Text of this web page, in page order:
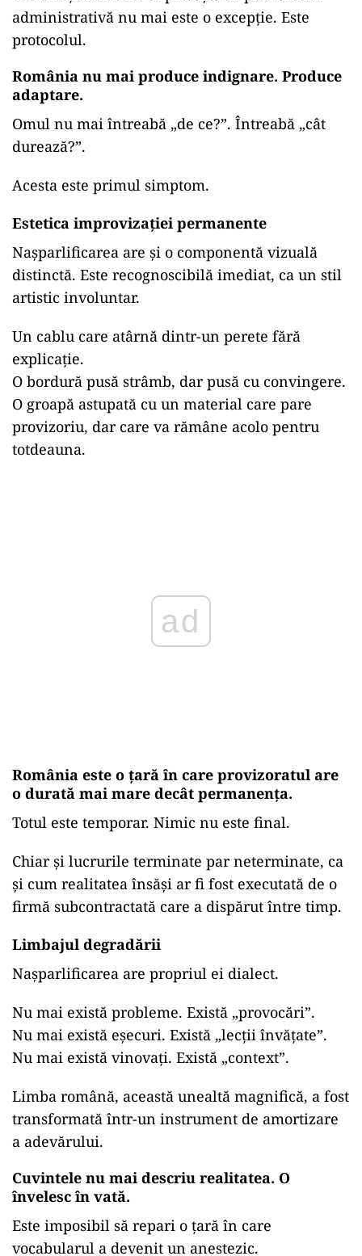
administrativă nu mai este o excepție. Este
protocolul.
România nu mai produce indignare. Produce
adaptare.
Omul nu mai întreabă „de ce?”. Întreabă „cât
durează?”.
Acesta este primul simptom.
Estetica improvizației permanente
Nașparlificarea are și o componentă vizuală
distinctă. Este recognoscibilă imediat, ca un stil
artistic involuntar.
Un cablu care atârnă dintr-un perete fără
explicație.
O bordură pusă strâmb, dar pusă cu convingere.
O groapă astupată cu un material care pare
provizoriu, dar care va rămâne acolo pentru
totdeauna.
ad
România este o țară în care provizoratul are
o durată mai mare decât permanența.
Totul este temporar. Nimic nu este final.
Chiar și lucrurile terminate par neterminate, ca
și cum realitatea însăși ar fi fost executată de o
firmă subcontractată care a dispărut între timp.
Limbajul degradării
Nașparlificarea are propriul ei dialect.
Nu mai există probleme. Există „provocări”.
Nu mai există eșecuri. Există „lecții învățate”.
Nu mai există vinovați. Există „context”.
Limba română, această unealtă magnifică, a fost
transformată într-un instrument de amortizare
a adevărului.
Cuvintele nu mai descriu realitatea. O
învelesc în vată.
Este imposibil să repari o țară în care
vocabularul a devenit un anestezic.